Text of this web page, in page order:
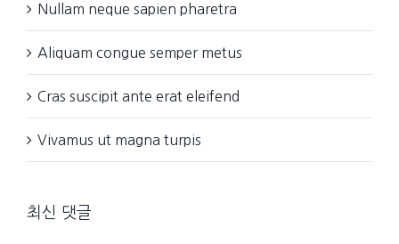
Nullam neque sapien pharetra
Aliquam congue semper metus
Cras suscipit ante erat eleifend
Vivamus ut magna turpis
최신 댓글